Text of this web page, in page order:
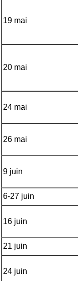
19 mai
20 mai
24 mai
26 mai
9 juin
6-27 juin
16 juin
21 juin
24 juin